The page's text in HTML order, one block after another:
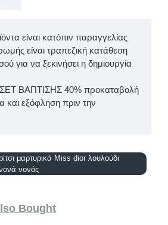
είναι κατόπιν παραγγελίας
είναι τραπεζική κατάθεση
για να ξεκινήσει η δημιουργία
ΣΕΤ ΒΑΠΤΙΣΗΣ 40% προκαταβολή
και εξόφληση πριν την
μαρτυρικά Miss dior λουλούδι
νονός
Bought